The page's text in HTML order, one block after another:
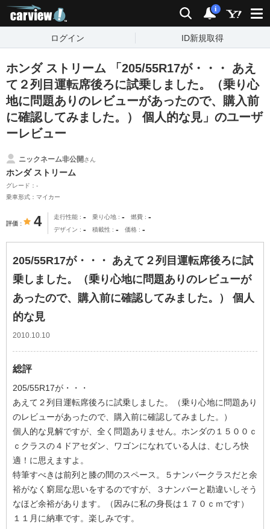
検索 通知
i
ログイン ID新規取得
ホンダ ストリーム 「205/55R17が・・・ あえ
て２列目運転席後ろに試乗しました。（乗り心
地に問題ありのレビューがあったので、購入前
に確認してみました。） 個人的な見」のユーザ
ーレビュー
ニックネーム非公開さん
ホンダ ストリーム
グレード：-
乗車形式：マイカー
評価 4 走行性能 - 乗り心地 - 燃費 -
デザイン - 積載性 - 価格 -
205/55R17が・・・ あえて２列目運転席後ろに試
乗しました。（乗り心地に問題ありのレビューが
あったので、購入前に確認してみました。） 個人
的な見
2010.10.10
総評
205/55R17が・・・
あえて２列目運転席後ろに試乗しました。（乗り心地に問題あり
のレビューがあったので、購入前に確認してみました。）
個人的な見解ですが、全く問題ありません。ホンダの１５００ｃ
ｃクラスの４ドアセダン、ワゴンになれている人は、むしろ快
適！に思えますよ。
特筆すべきは前列と膝の間のスペース。５ナンバークラスだと余
裕がなく窮屈な思いをするのですが、３ナンバーと勘違いしそう
なほど余裕があります。（因みに私の身長は１７０ｃｍです）
１１月に納車です。楽しみです。